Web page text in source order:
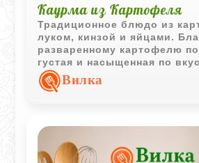
Каурма из Картофеля
Традиционное блюдо из
луком, кинзой и яйцами.
разваренному картофелю
густая и насыщенная по
характерная для домашней
Вилка